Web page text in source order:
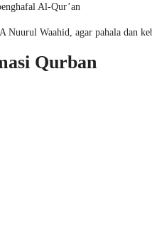
Al-Qur’an
Waahid, agar pahala dan
Qurban